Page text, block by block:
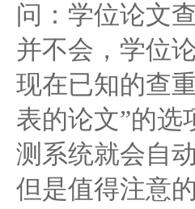
问：学位论文
并不会，学位
现在已知的查
表的论文”的选
测系统就会自
但是值得注意